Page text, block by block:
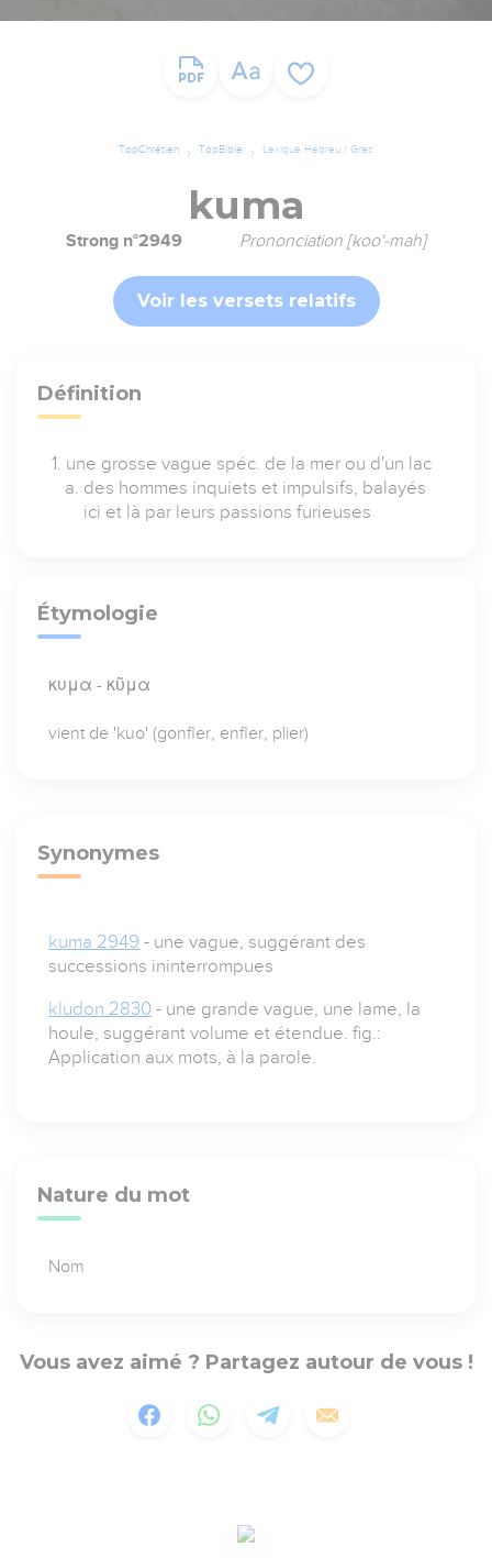
TopChrétien TopBible Lexique Hébreu / Grec
kuma
Strong n°2949 Prononciation [koo'-mah]
Voir les versets relatifs
Définition
une grosse vague spéc. de la mer ou d'un lac
des hommes inquiets et impulsifs, balayés
ici et là par leurs passions furieuses
Étymologie
κυμα - κῦμα
vient de 'kuo' (gonfler, enfler, plier)
Synonymes
kuma 2949 - une vague, suggérant des
successions ininterrompues
kludon 2830 - une grande vague, une lame, la
houle, suggérant volume et étendue. fig.:
Application aux mots, à la parole.
Nature du mot
Nom
Vous avez aimé ? Partagez autour de vous !